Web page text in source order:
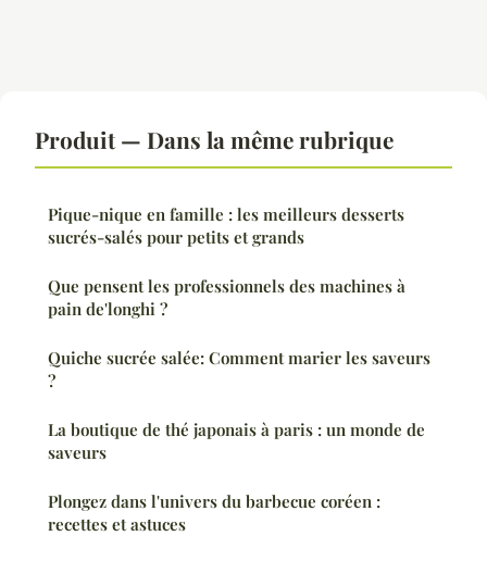
Produit — Dans la même rubrique
Pique-nique en famille : les meilleurs desserts
sucrés-salés pour petits et grands
Que pensent les professionnels des machines à
pain de'longhi ?
Quiche sucrée salée: Comment marier les saveurs
?
La boutique de thé japonais à paris : un monde de
saveurs
Plongez dans l'univers du barbecue coréen :
recettes et astuces